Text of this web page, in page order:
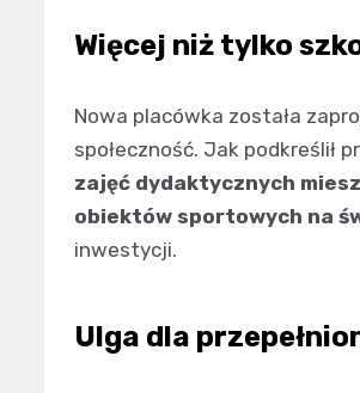
Więcej niż tylko
Nowa placówka została
społeczność. Jak podkreślił
zajęć dydaktycznych
obiektów sportowych na
inwestycji.
Ulga dla